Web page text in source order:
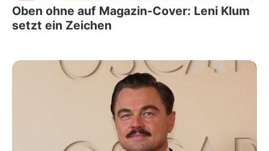
Oben ohne auf Magazin-Cover: Leni Klum
setzt ein Zeichen